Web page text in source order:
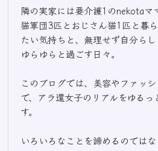
隣の実家には要介護1のnekotaマ
猫軍団3匹とおじさん猫1匹と暮
たい気持ちと、無理せず自分らし
ゆらゆらと過ごす日々。
このブログでは、美容やファッ
で、アラ還女子のリアルをゆるっ
す。
いろいろなことを諦めるのでは